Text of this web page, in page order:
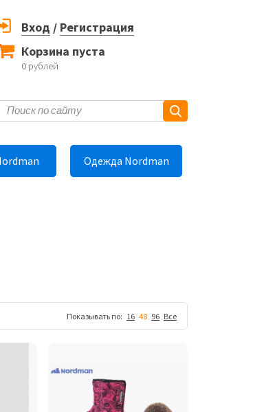
Вход / Регистрация
Корзина пуста
0 рублей
Одежда Nordman
Показывать по: 16 48 96 Все